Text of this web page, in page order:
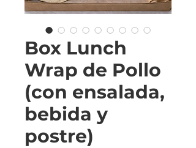
Box Lunch
Wrap de Pollo
(con ensalada,
bebida y
postre)